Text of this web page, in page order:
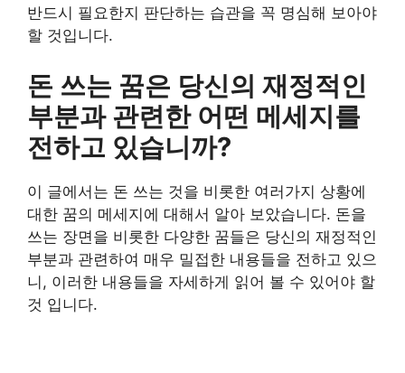
반드시 필요한지 판단하는 습관을 꼭 명심해 보아야
할 것입니다.
돈 쓰는 꿈은 당신의 재정적인
부분과 관련한 어떤 메세지를
전하고 있습니까?
이 글에서는 돈 쓰는 것을 비롯한 여러가지 상황에
대한 꿈의 메세지에 대해서 알아 보았습니다. 돈을
쓰는 장면을 비롯한 다양한 꿈들은 당신의 재정적인
부분과 관련하여 매우 밀접한 내용들을 전하고 있으
니, 이러한 내용들을 자세하게 읽어 볼 수 있어야 할
것 입니다.